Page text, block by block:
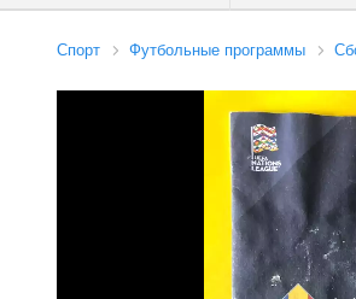
Спорт Футбольные программы